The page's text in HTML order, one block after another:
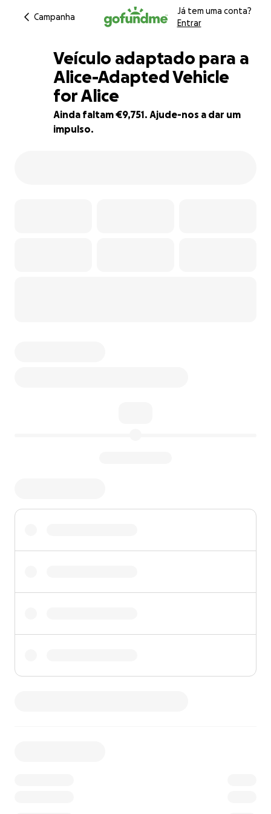
Campanha
Já tem uma conta?
Entrar
72% complete
Veículo adaptado para a
Alice-Adapted Vehicle
for Alice
Ainda faltam €9,751. Ajude-nos a dar um
impulso.